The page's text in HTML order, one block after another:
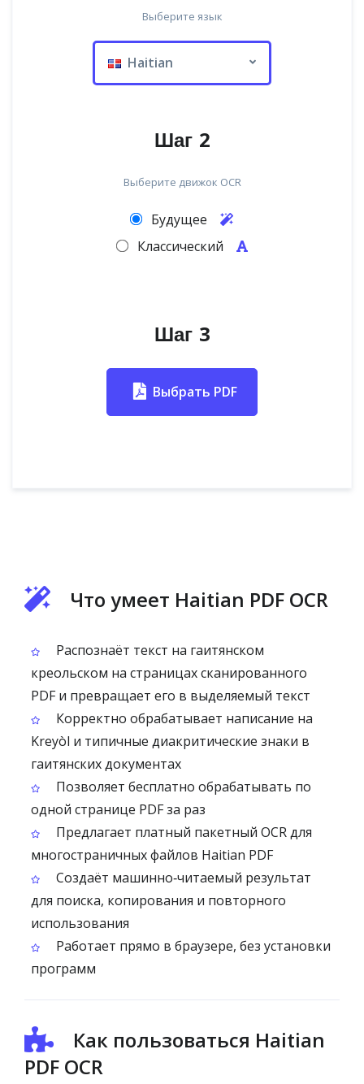
Выберите язык
Haitian
Шаг 2
Выберите движок OCR
Будущее
Классический
Шаг 3
Выбрать PDF
Что умеет Haitian PDF OCR
Распознаёт текст на гаитянском
креольском на страницах сканированного
PDF и превращает его в выделяемый текст
Корректно обрабатывает написание на
Kreyòl и типичные диакритические знаки в
гаитянских документах
Позволяет бесплатно обрабатывать по
одной странице PDF за раз
Предлагает платный пакетный OCR для
многостраничных файлов Haitian PDF
Создаёт машинно‑читаемый результат
для поиска, копирования и повторного
использования
Работает прямо в браузере, без установки
программ
Как пользоваться Haitian
PDF OCR